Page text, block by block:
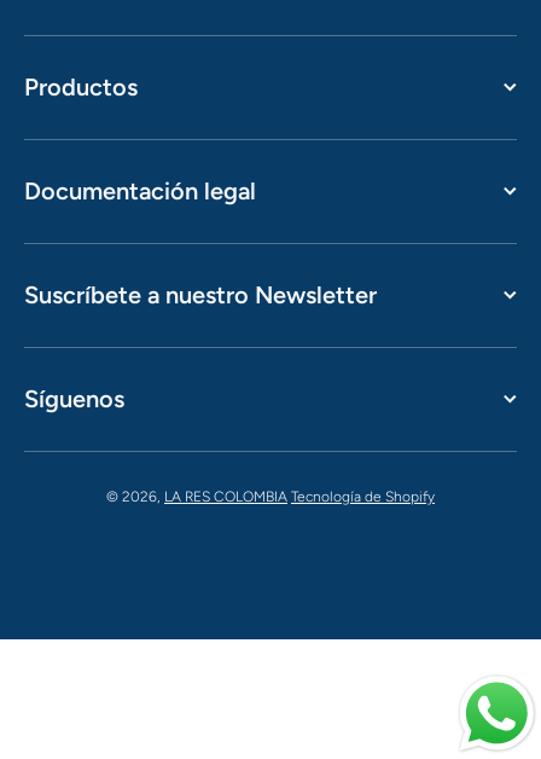
Productos
Documentación legal
Suscríbete a nuestro Newsletter
Síguenos
© 2026, LA RES COLOMBIA Tecnología de Shopify